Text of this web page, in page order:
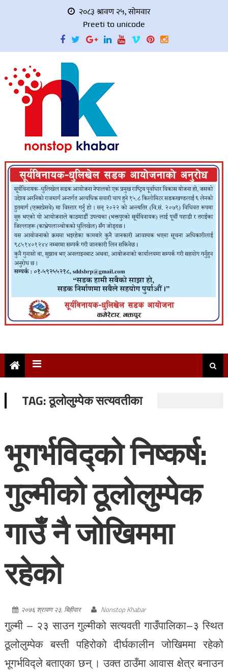
२०८३ श्रावण २५, सोमवार
Preeti to unicode
TAG:ठूलोलुम्पेक सत्यवतीका
भूगर्भविद्को निष्कर्ष:
गुल्मीको ठूलोलुम्पेक
गाउँ नै जोखिममा
रहेको
२०७६ श्रावण २३, बिहीवार Nonstop Khabar
गुल्मी – २३ साउन गुल्मीको सत्यवती गाउँपालिका–३ स्थित
ठूलोलुम्पेक बस्ती पहिरोको दीर्घकालीन जोखिममा रहेको
भूगर्भविद्ले बताएका छन् । उक्त ठाउँमा आवास क्षेत्र बनाउन